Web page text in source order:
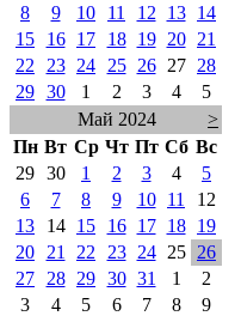
8
9 10 11 12 13
14
15
16 17 18 19 20
21
22
23 24 25 26 27
28
29 30 1 2 3 4
5
Май 2024
>
Пн Вт Ср Чт Пт Сб Вс
29 30 1 2 3 4
5
6
7 8 9 10 11
12
13
14 15 16 17 18
19
20
21 22 23 24 25
26
27
28 29 30 31 1
2
3
4 5 6 7 8
9